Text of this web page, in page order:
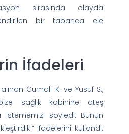
sırasında olayda
bir tabanca ele
İfadeleri
Cumali K. ve Yusuf S.,
sağlık kabinine ateş
istememizi söyledi. Bunun
ifadelerini kullandı.